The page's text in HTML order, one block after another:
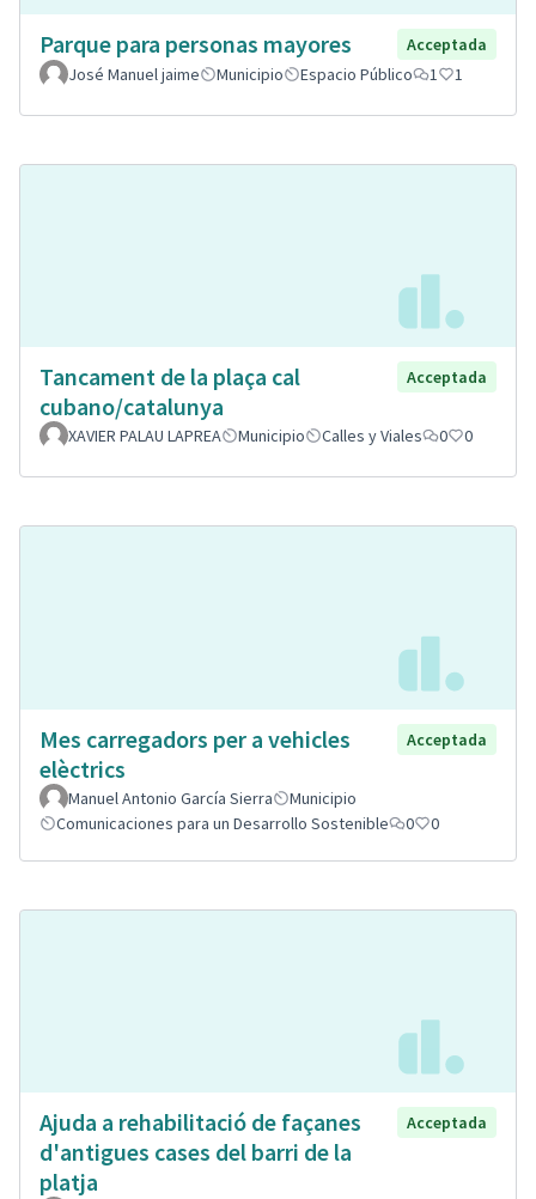
Parque para personas mayores
Acceptada
José Manuel jaime
Municipio Espacio Público 1 1
Tancament de la plaça cal
cubano/catalunya
Acceptada
XAVIER PALAU LAPREA Municipio Calles y Viales 0 0
Mes carregadors per a vehicles
elèctrics
Acceptada
Manuel Antonio García Sierra
Municipio
Comunicaciones para un Desarrollo Sostenible
0 0
Ajuda a rehabilitació de façanes
d'antigues cases del barri de la
platja
Acceptada